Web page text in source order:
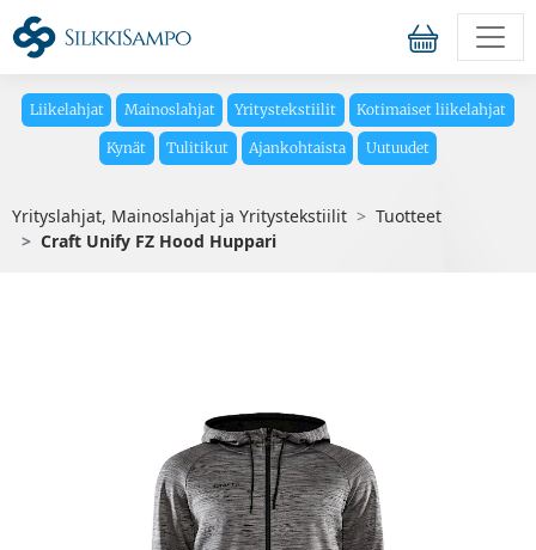
Liikelahjat Mainoslahjat Yritystekstiilit Kotimaiset liikelahjat
Kynät Tulitikut Ajankohtaista Uutuudet
Yrityslahjat, Mainoslahjat ja Yritystekstiilit
Tuotteet
Craft Unify FZ Hood Huppari